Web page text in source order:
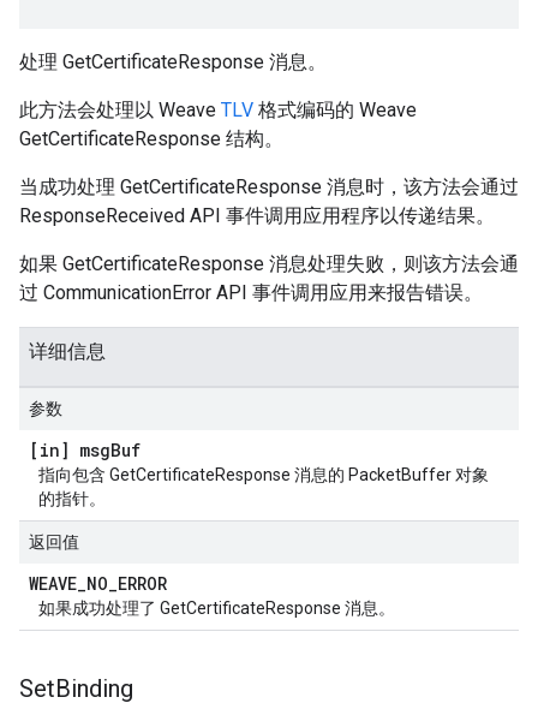
处理 GetCertificateResponse 消息。
此方法会处理以 Weave TLV 格式编码的 Weave
GetCertificateResponse 结构。
当成功处理 GetCertificateResponse 消息时，该方法会通过
ResponseReceived API 事件调用应用程序以传递结果。
如果 GetCertificateResponse 消息处理失败，则该方法会通
过 CommunicationError API 事件调用应用来报告错误。
详细信息
参数
[in] msgBuf
指向包含 GetCertificateResponse 消息的 PacketBuffer 对象
的指针。
返回值
WEAVE_NO_ERROR
如果成功处理了 GetCertificateResponse 消息。
SetBinding